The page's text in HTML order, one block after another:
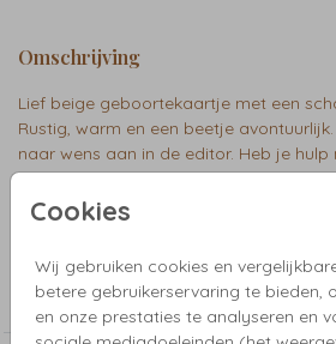
Cookies
Wij gebruiken cookies en
betere gebruikerservaring te bieden,
en onze prestaties te analyseren en
Omschrijving
Lief beige geboortekaartje met een
Rustig, warm en een beetje
naar wens aan in de editor. Heb je hulp
gerust een berichtje, ik help je graag!
Bijzondere vorm enkel